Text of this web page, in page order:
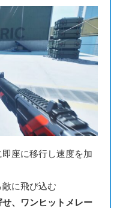
座に移行し速度を加
に飛び込む
、ワンヒットメレー